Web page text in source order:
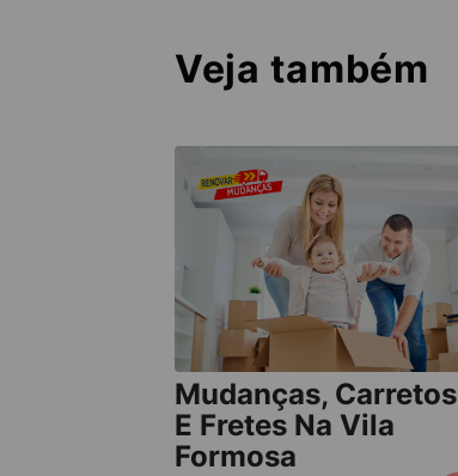
Veja também
Mudanças, Carretos
E Fretes Na Vila
Formosa